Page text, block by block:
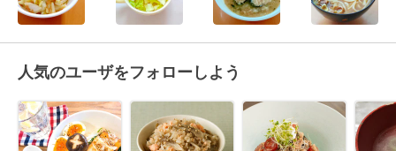
人気のユーザをフォローしよう